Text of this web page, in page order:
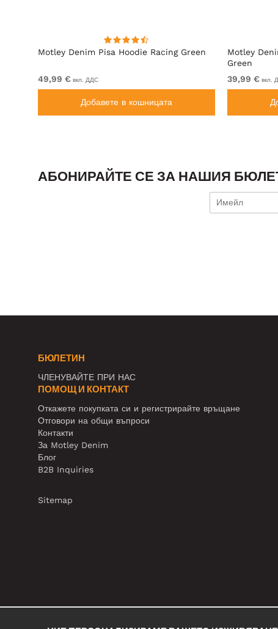
Motley Denim Pisa Hoodie Racing Green
49,99 € вкл. ДДС
Добавете в кошницата
Motley
Green
39,99 € вкл.
АБОНИРАЙТЕ СЕ ЗА НАШИЯ
БЮЛЕТИН
ЧЛЕНУВАЙТЕ ПРИ НАС
ПОМОЩ И КОНТАКТ
Откажете покупката си и регистрирайте връщане
Отговори на общи въпроси
Контакти
За Motley Denim
Блог
B2B Inquiries
Sitemap